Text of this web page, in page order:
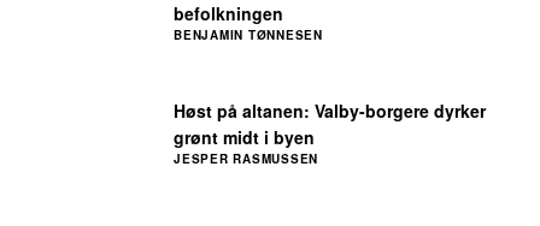
Høst på altanen: Valby-borgere dyrker
grønt midt i byen
JESPER RASMUSSEN
befolkningen
BENJAMIN TØNNESEN